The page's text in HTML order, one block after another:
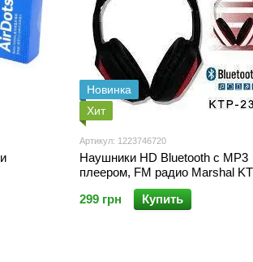
Новинка
Хит
Артикул: 1223746720
Наушники HD Bluetooth с MP3
плеером, FM радио Marshal
299 грн
Купить